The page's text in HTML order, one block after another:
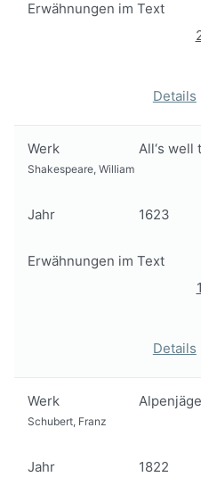
Erwähnungen im Text
Details
Werk All‘s well
Shakespeare, William
Jahr 1623
Erwähnungen im Text
1
Details
Werk
Schubert, Franz
Jahr 1822